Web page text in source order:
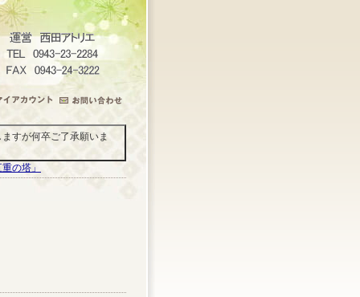
すが何卒ご了承願いま
の塔」